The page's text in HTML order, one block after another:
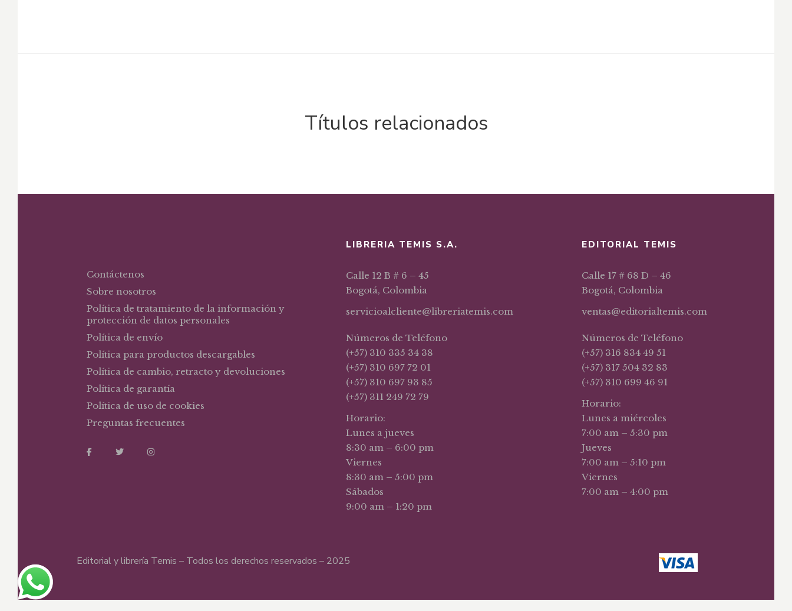
Títulos relacionados
Contáctenos
Sobre nosotros
Política de tratamiento de la información y
protección de datos personales
Política de envío
Política para productos descargables
Política de cambio, retracto y devoluciones
Política de garantía
Política de uso de cookies
Preguntas frecuentes
LIBRERIA TEMIS S.A.
Calle 12 B # 6 – 45
Bogotá, Colombia
servicioalcliente@libreriatemis.com
Números de Teléfono
(+57) 310 335 34 38
(+57) 310 697 72 01
(+57) 310 697 93 85
(+57) 311 249 72 79
Horario:
Lunes a jueves
8:30 am – 6:00 pm
Viernes
8:30 am – 5:00 pm
Sábados
9:00 am – 1:20 pm
EDITORIAL TEMIS
Calle 17 # 68 D – 46
Bogotá, Colombia
ventas@editorialtemis.com
Números de Teléfono
(+57) 316 834 49 51
(+57) 317 504 32 83
(+57) 310 699 46 91
Horario:
Lunes a miércoles
7:00 am – 5:30 pm
Jueves
7:00 am – 5:10 pm
Viernes
7:00 am – 4:00 pm
Editorial y librería Temis – Todos los derechos reservados – 2025